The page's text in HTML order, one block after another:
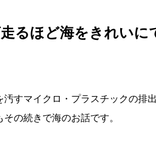
るほど海をきれい
汚すマイクロ・プラスチックの排
の続きで海のお話です。